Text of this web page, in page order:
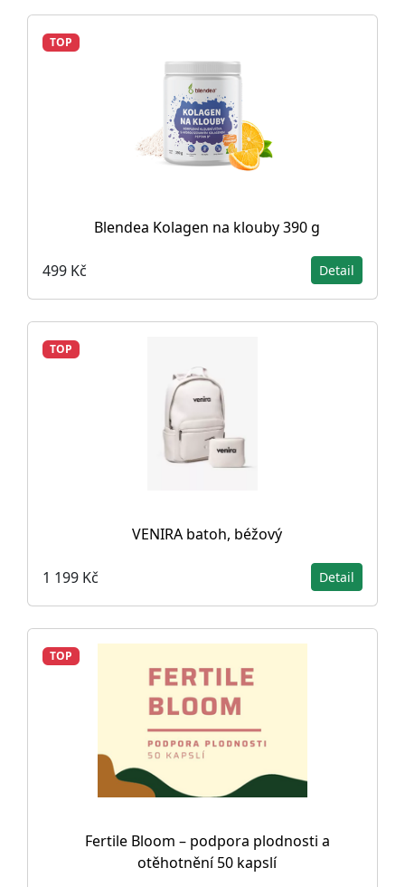
TOP
Blendea Kolagen na klouby 390 g
499 Kč Detail
TOP
VENIRA batoh, béžový
1 199 Kč Detail
TOP
Fertile Bloom – podpora plodnosti a
otěhotnění 50 kapslí